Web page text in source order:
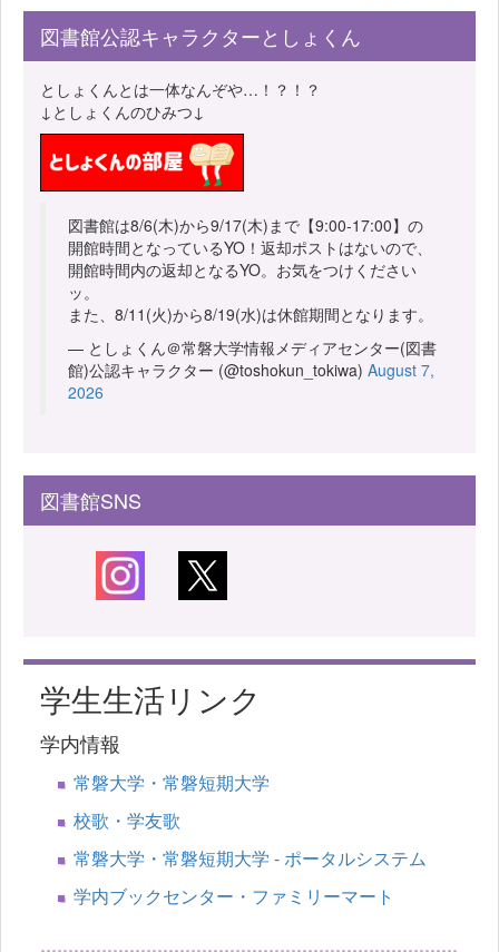
図書館公認キャラクターとしょくん
としょくんとは一体なんぞや…！？！？
↓としょくんのひみつ↓
図書館は8/6(木)から9/17(木)まで【9:00-17:00】の
開館時間となっているYO！返却ポストはないので、
開館時間内の返却となるYO。お気をつけください
ッ。
また、8/11(火)から8/19(水)は休館期間となります。
— としょくん＠常磐大学情報メディアセンター(図書
館)公認キャラクター (@toshokun_tokiwa) August 7,
2026
図書館SNS
学生生活リンク
学内情報
常磐大学・常磐短期大学
校歌・学友歌
常磐大学・常磐短期大学 - ポータルシステム
学内ブックセンター・ファミリーマート